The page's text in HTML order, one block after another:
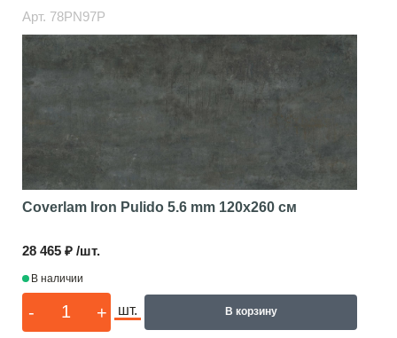
Арт. 78PN97P
Coverlam Iron Pulido 5.6 mm 120x260 см
28 465 ₽ /шт.
В наличии
- + шт. В корзину